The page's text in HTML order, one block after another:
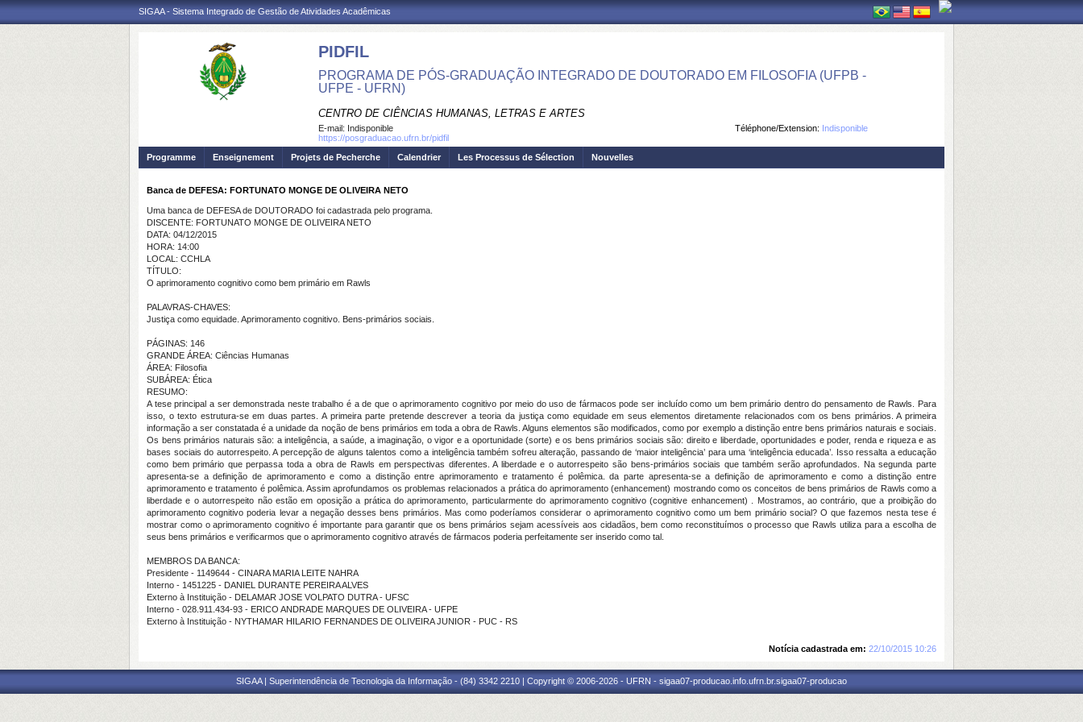
SIGAA - Sistema Integrado de Gestão de Atividades Acadêmicas
PIDFIL
PROGRAMA DE PÓS-GRADUAÇÃO INTEGRADO DE DOUTORADO EM FILOSOFIA (UFPB -
UFPE - UFRN)
CENTRO DE CIÊNCIAS HUMANAS, LETRAS E ARTES
Téléphone/Extension: Indisponible
E-mail: Indisponible
https://posgraduacao.ufrn.br/pidfil
Programme
Enseignement Projets de Pecherche Calendrier Les Processus de Sélection Nouvelles
Banca de DEFESA: FORTUNATO MONGE DE OLIVEIRA NETO
Uma banca de DEFESA de DOUTORADO foi cadastrada pelo programa.
DISCENTE: FORTUNATO MONGE DE OLIVEIRA NETO
DATA: 04/12/2015
HORA: 14:00
LOCAL: CCHLA
TÍTULO:
O aprimoramento cognitivo como bem primário em Rawls
PALAVRAS-CHAVES:
Justiça como equidade. Aprimoramento cognitivo. Bens-primários sociais.
PÁGINAS: 146
GRANDE ÁREA: Ciências Humanas
ÁREA: Filosofia
SUBÁREA: Ética
RESUMO:
A tese principal a ser demonstrada neste trabalho é a de que o aprimoramento cognitivo por meio do uso de fármacos pode ser incluído como um bem primário dentro do pensamento de Rawls. Para
isso, o texto estrutura-se em duas partes. A primeira parte pretende descrever a teoria da justiça como equidade em seus elementos diretamente relacionados com os bens primários. A primeira
informação a ser constatada é a unidade da noção de bens primários em toda a obra de Rawls. Alguns elementos são modificados, como por exemplo a distinção entre bens primários naturais e sociais.
Os bens primários naturais são: a inteligência, a saúde, a imaginação, o vigor e a oportunidade (sorte) e os bens primários sociais são: direito e liberdade, oportunidades e poder, renda e riqueza e as
bases sociais do autorrespeito. A percepção de alguns talentos como a inteligência também sofreu alteração, passando de ‘maior inteligência’ para uma ‘inteligência educada’. Isso ressalta a educação
como bem primário que perpassa toda a obra de Rawls em perspectivas diferentes. A liberdade e o autorrespeito são bens-primários sociais que também serão aprofundados. Na segunda parte
apresenta-se a definição de aprimoramento e como a distinção entre aprimoramento e tratamento é polêmica. da parte apresenta-se a definição de aprimoramento e como a distinção entre
aprimoramento e tratamento é polêmica. Assim aprofundamos os problemas relacionados a prática do aprimoramento (enhancement) mostrando como os conceitos de bens primários de Rawls como a
liberdade e o autorrespeito não estão em oposição a prática do aprimoramento, particularmente do aprimoramento cognitivo (cognitive enhancement) . Mostramos, ao contrário, que a proibição do
aprimoramento cognitivo poderia levar a negação desses bens primários. Mas como poderíamos considerar o aprimoramento cognitivo como um bem primário social? O que fazemos nesta tese é
mostrar como o aprimoramento cognitivo é importante para garantir que os bens primários sejam acessíveis aos cidadãos, bem como reconstituímos o processo que Rawls utiliza para a escolha de
seus bens primários e verificarmos que o aprimoramento cognitivo através de fármacos poderia perfeitamente ser inserido como tal.
MEMBROS DA BANCA:
Presidente - 1149644 - CINARA MARIA LEITE NAHRA
Interno - 1451225 - DANIEL DURANTE PEREIRA ALVES
Externo à Instituição - DELAMAR JOSE VOLPATO DUTRA - UFSC
Interno - 028.911.434-93 - ERICO ANDRADE MARQUES DE OLIVEIRA - UFPE
Externo à Instituição - NYTHAMAR HILARIO FERNANDES DE OLIVEIRA JUNIOR - PUC - RS
Notícia cadastrada em: 22/10/2015 10:26
SIGAA | Superintendência de Tecnologia da Informação - (84) 3342 2210 | Copyright © 2006-2026 - UFRN - sigaa07-producao.info.ufrn.br.sigaa07-producao